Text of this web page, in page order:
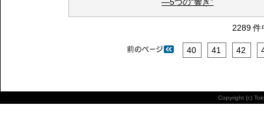
2289
40 41 42
Copyright (c)